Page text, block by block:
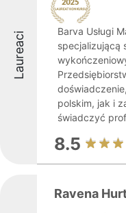
Laureaci
Barva Usługi
specjalizującą
polskim, jak i
świadczyć
8.5
Ravena